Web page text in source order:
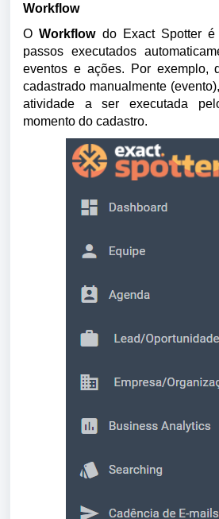
Workflow
O Workflow do Exact Spotter é
passos executados
eventos e ações. Por exemplo,
cadastrado manualmente
atividade a ser executada
momento do cadastro.